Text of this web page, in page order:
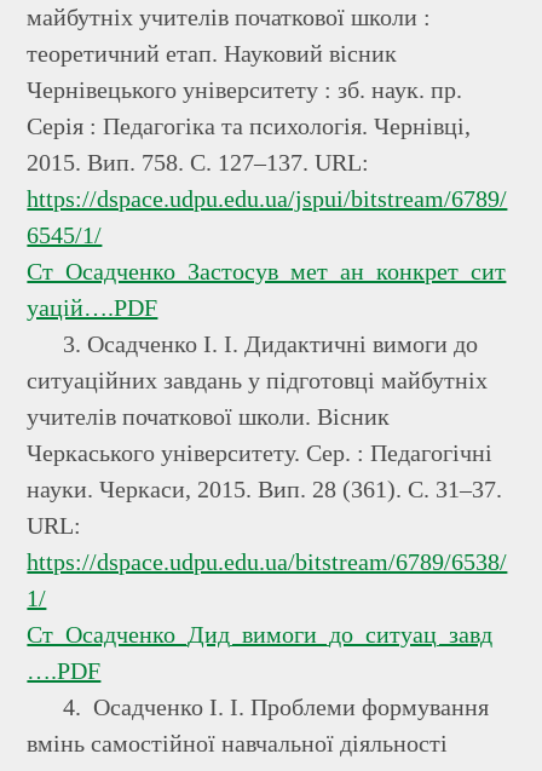
майбутніх учителів початкової школи :
теоретичний етап. Науковий вісник
Чернівецького університету : зб. наук. пр.
Серія : Педагогіка та психологія. Чернівці,
2015. Вип. 758. С. 127–137. URL:
https://dspace.udpu.edu.ua/jspui/bitstream/6789/
6545/1/
Ст_Осадченко_Застосув_мет_ан_конкрет_сит
уацій….PDF
3. Осадченко І. І. Дидактичні вимоги до
ситуаційних завдань у підготовці майбутніх
учителів початкової школи. Вісник
Черкаського університету. Сер. : Педагогічні
науки. Черкаси, 2015. Вип. 28 (361). С. 31–37.
URL:
https://dspace.udpu.edu.ua/bitstream/6789/6538/
1/
Ст_Осадченко_Дид_вимоги_до_ситуац_завд
….PDF
4. Осадченко І. І. Проблеми формування
вмінь самостійної навчальної діяльності